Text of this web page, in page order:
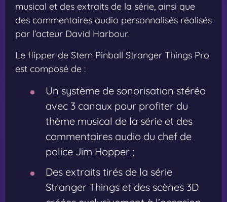
musical et des extraits de la série, ainsi que
des commentaires audio personnalisés réalisés
par l’acteur David Harbour.
Le flipper de Stern Pinball Stranger Things Pro
est composé de :
Un système de sonorisation stéréo
avec 3 canaux pour profiter du
thème musical de la série et des
commentaires audio du chef de
police Jim Hopper ;
Des extraits tirés de la série
Stranger Things et des scènes 3D